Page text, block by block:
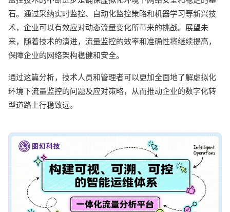
石。通过采纳实时监控、自动化监控策略和机器学习等新兴技
术，企业可以有效应对动态流量变化所带来的挑战。展望未
来，随着技术的演进，流量监控的效率和准确性将继续提高，
保障企业的网络架构稳健和安全。
通过这篇分析，技术人员和管理者可以更加全面地了解虚拟化
环境下流量监控的问题及应对策略，从而推动企业的数字化转
型道路上行稳致远。